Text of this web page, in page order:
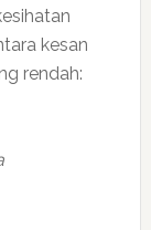
kesan
rendah: